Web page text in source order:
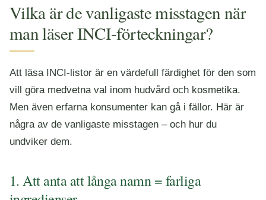
Vilka är de vanligaste misstagen när
man läser INCI-förteckningar?
Att läsa INCI-listor är en värdefull färdighet för den som
vill göra medvetna val inom hudvård och kosmetika.
Men även erfarna konsumenter kan gå i fällor. Här är
några av de vanligaste misstagen – och hur du
undviker dem.
1. Att anta att långa namn = farliga